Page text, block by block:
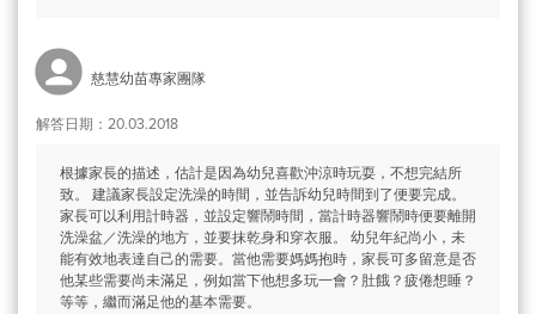
慈慧幼苗專家團隊
解答日期：20.03.2018
根據家長的描述，估計是因為幼兒喜歡沖涼時玩耍，不想完結所
致。 建議家長設定洗澡的時間，並告訴幼兒時間到了便要完成。
家長可以利用計時器，並設定響鬧時間，當計時器響鬧時便要離開
洗澡盆／洗澡的地方，並要抹乾身和穿衣服。 幼兒年紀尚小，未
能有效地表達自己的需要。當他需要媽媽抱時，家長可多留意是否
他某些需要尚未滿足，例如當下他想多玩一會？肚餓？疲倦想睡？
等等，繼而滿足他的基本需要。